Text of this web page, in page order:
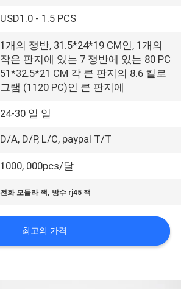
USD1.0 - 1.5 PCS
1개의 쟁반, 31.5*24*19 CM인, 1개의
작은 판지에 있는 7 쟁반에 있는 80 PC
51*32.5*21 CM 각 큰 판지의 8.6 킬로
그램 (1120 PC)인 큰 판지에
24-30 일 일
D/A, D/P, L/C, paypal T/T
1000, 000pcs/달
전화 모듈라 잭 , 방수 rj45 잭
최고의 가격